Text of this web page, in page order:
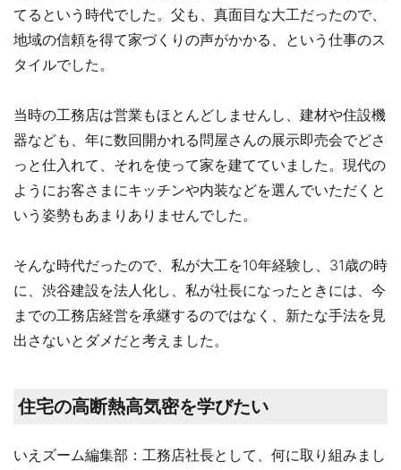
てるという時代でした。父も、真面目な大工だったので、
地域の信頼を得て家づくりの声がかかる、という仕事のス
タイルでした。
当時の工務店は営業もほとんどしませんし、建材や住設機
器なども、年に数回開かれる問屋さんの展示即売会でどさ
っと仕入れて、それを使って家を建てていました。現代の
ようにお客さまにキッチンや内装などを選んでいただくと
いう姿勢もあまりありませんでした。
そんな時代だったので、私が大工を10年経験し、31歳の時
に、渋谷建設を法人化し、私が社長になったときには、今
までの工務店経営を承継するのではなく、新たな手法を見
出さないとダメだと考えました。
住宅の高断熱高気密を学びたい
いえズーム編集部：工務店社長として、何に取り組みまし